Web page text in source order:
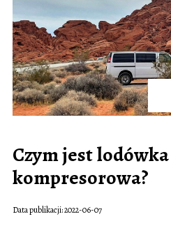
Czym jest
kompresorowa?
Data publikacji: 2022-06-07